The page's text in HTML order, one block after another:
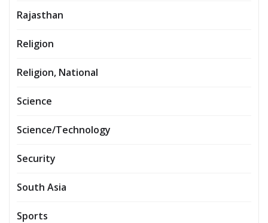
Rajasthan
Religion
Religion, National
Science
Science/Technology
Security
South Asia
Sports